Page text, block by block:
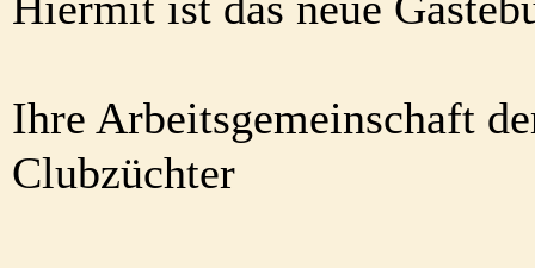
Ihre Arbeitsgemeinschaft
Clubzüchter